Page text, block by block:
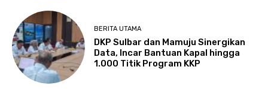
BERITA UTAMA
DKP Sulbar dan Mamuju Sinergikan
Data, Incar Bantuan Kapal hingga
1.000 Titik Program KKP